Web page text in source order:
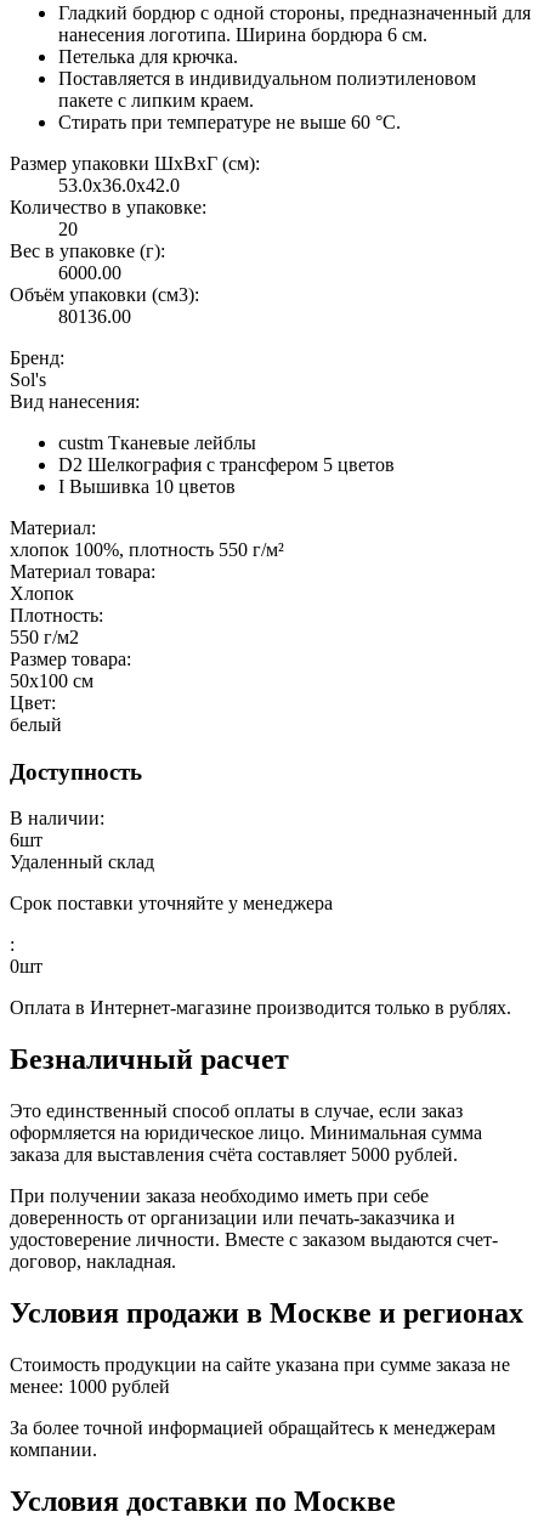
Гладкий бордюр с одной стороны, предназначенный для
нанесения логотипа. Ширина бордюра 6 см.
Петелька для крючка.
Поставляется в индивидуальном полиэтиленовом
пакете с липким краем.
Стирать при температуре не выше 60 °C.
Размер упаковки ШxВxГ (см):
53.0x36.0x42.0
Количество в упаковке:
20
Вес в упаковке (г):
6000.00
Объём упаковки (см3):
80136.00
Бренд:
Sol's
Вид нанесения:
custm Тканевые лейблы
D2 Шелкография с трансфером 5 цветов
I Вышивка 10 цветов
Материал:
хлопок 100%, плотность 550 г/м²
Материал товара:
Хлопок
Плотность:
550 г/м2
Размер товара:
50x100 см
Цвет:
белый
Доступность
В наличии:
6шт
Удаленный склад
Срок поставки уточняйте у менеджера
:
0шт
Оплата в Интернет-магазине производится только в рублях.
Безналичный расчет
Это единственный способ оплаты в случае, если заказ
оформляется на юридическое лицо. Минимальная сумма
заказа для выставления счёта составляет 5000 рублей.
При получении заказа необходимо иметь при себе
доверенность от организации или печать-заказчика и
удостоверение личности. Вместе с заказом выдаются счет-
договор, накладная.
Условия продажи в Москве и регионах
Стоимость продукции на сайте указана при сумме заказа не
менее: 1000 рублей
За более точной информацией обращайтесь к менеджерам
компании.
Условия доставки по Москве